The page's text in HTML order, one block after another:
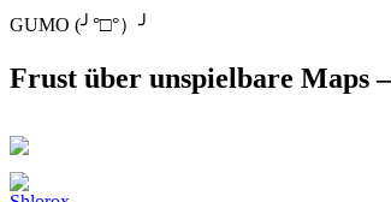
GUMO (╯°□°）╯
Frust über unspielbare Maps